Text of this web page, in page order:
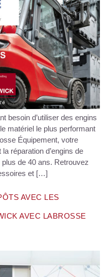
besoin d’utiliser des engins
matériel le plus performant
Équipement, votre
réparation d’engins de
de 40 ans. Retrouvez
et […]
AVEC LES
AVEC LABROSSE